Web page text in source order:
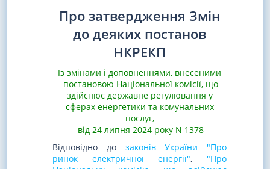
Про затвердження Змін
до деяких постанов
НКРЕКП
Із змінами і доповненнями, внесеними
постановою Національної комісії, що
здійснює державне регулювання у
сферах енергетики та комунальних
послуг,
від 24 липня 2024 року N 1378
Відповідно до законів України "Про
ринок електричної енергії", "Про